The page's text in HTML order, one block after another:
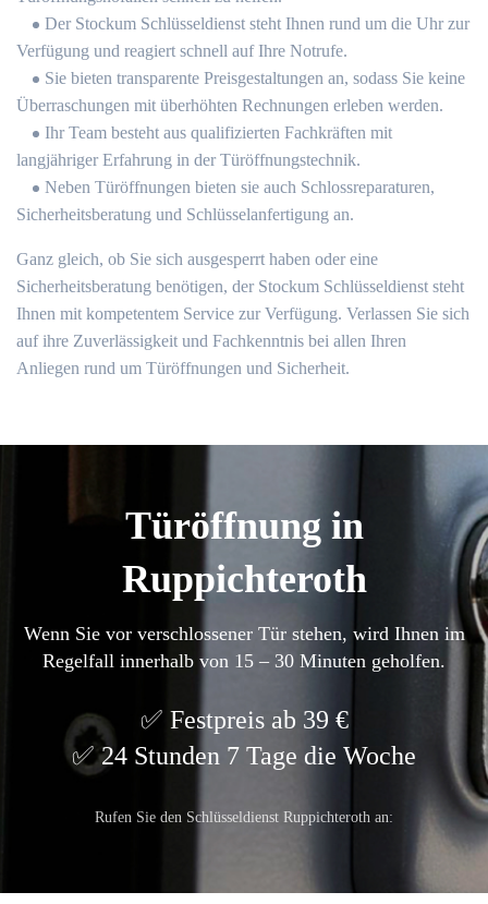
Der Stockum Schlüsseldienst steht Ihnen rund um die Uhr zur
Verfügung und reagiert schnell auf Ihre Notrufe.​
Sie bieten transparente Preisgestaltungen an, sodass Sie keine
Überraschungen mit überhöhten Rechnungen erleben werden.​
Ihr Team besteht aus qualifizierten Fachkräften mit
langjähriger Erfahrung in der Türöffnungstechnik.​
Neben Türöffnungen bieten sie auch Schlossreparaturen,
Sicherheitsberatung und Schlüsselanfertigung an.
Ganz gleich, ob Sie sich ausgesperrt haben oder eine
Sicherheitsberatung benötigen, der Stockum Schlüsseldienst steht
Ihnen mit kompetentem Service zur Verfügung.​ Verlassen Sie sich
auf ihre Zuverlässigkeit und Fachkenntnis bei allen Ihren
Anliegen rund um Türöffnungen und Sicherheit.​
Türöffnung in
Ruppichteroth
Wenn Sie vor verschlossener Tür stehen, wird Ihnen im
Regelfall innerhalb von 15 – 30 Minuten geholfen.
Festpreis ab 39 €
24 Stunden 7 Tage die Woche
Rufen Sie den Schlüsseldienst Ruppichteroth an: